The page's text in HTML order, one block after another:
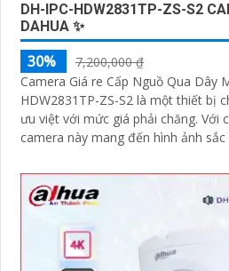
DH-IPC-HDW2831TP-ZS-S2
DAHUA ✨
30%
7,200,000 ₫
Camera Giá re Cấp Nguồ Qua Dây
HDW2831TP-ZS-S2 là một thiết bị
ưu việt với mức giá phải chăng. Với công nghệ tiên tiến,
camera này mang đến hình ảnh